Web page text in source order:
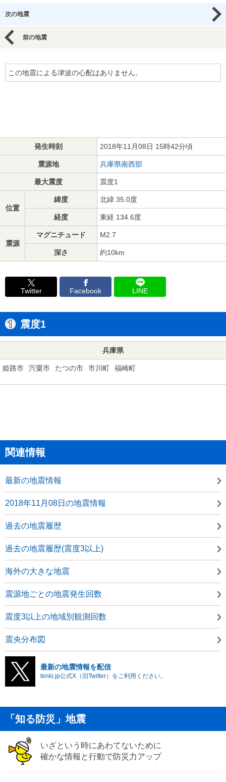
次の地震
前の地震
この地震による津波の心配はありません。
発生時刻 2018年11月08日 15時42分頃
震源地 兵庫県南西部
最大震度 震度1
位置
緯度 北緯 35.0度
経度 東経 134.6度
震源
マグニチュード M2.7
深さ 約10km
Twitter Facebook LINE
震度1
兵庫県
姫路市 宍粟市 たつの市 市川町 福崎町
関連情報
最新の地震情報
2018年11月08日の地震情報
過去の地震履歴
過去の地震履歴(震度3以上)
海外の大きな地震
震源地ごとの地震発生回数
震度3以上の地域別観測回数
震央分布図
最新の地震情報を配信
tenki.jp公式X（旧Twitter）をご利用ください。
「知る防災」地震
いざという時にあわてないために
確かな情報と行動で防災力アップ